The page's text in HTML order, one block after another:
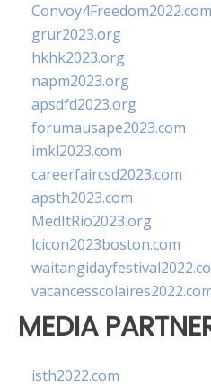
Convoy4Freedom2022.com
grur2023.org
hkhk2023.org
napm2023.org
apsdfd2023.org
forumausape2023.com
imkl2023.com
careerfaircsd2023.com
apsth2023.com
MedItRio2023.org
lcicon2023boston.com
MEDIA
isth2022.com